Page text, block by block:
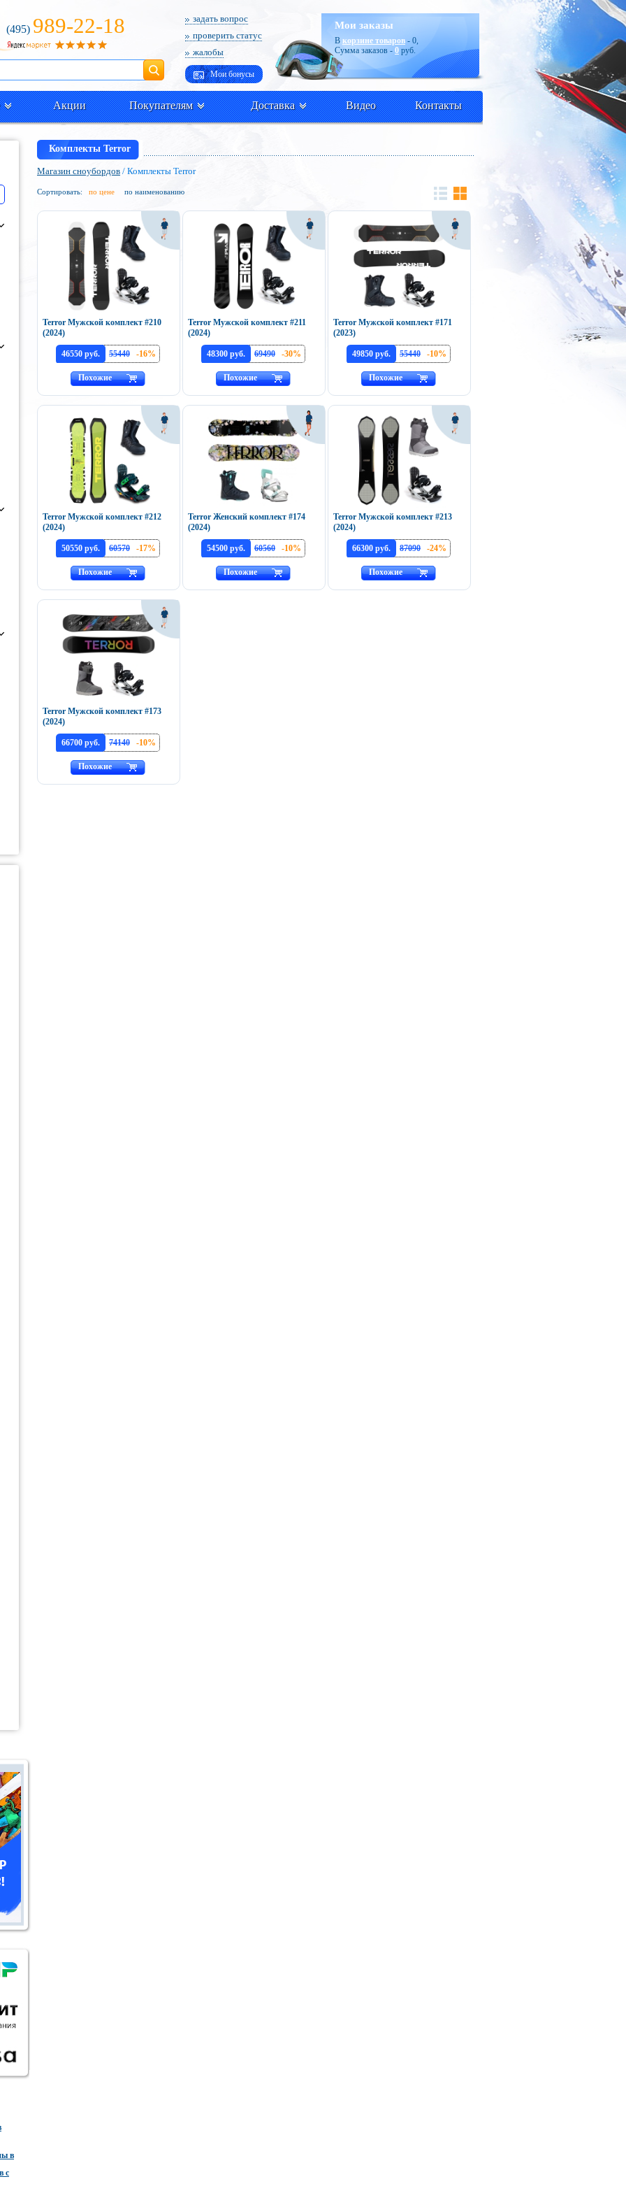
(495) 989-22-18 Мои заказы
В корзине товаров - 0,
Сумма заказов - 0 руб.
задать вопрос
проверить статус
жалобы
Мои бонусы
Поиск
Акции Покупателям Доставка Видео Контакты
в
с
Комплекты Terror
Магазин сноубордов / Комплекты Terror
Сортировать: по цене по наименованию
Terror Мужской комплект #210
(2024)
46550 руб. 55440 -16%
Похожие
Terror Мужской комплект #211
(2024)
48300 руб. 69490 -30%
Похожие
Terror Мужской комплект #171
(2023)
49850 руб. 55440 -10%
Похожие
Terror Мужской комплект #212
(2024)
50550 руб. 60570 -17%
Похожие
Terror Женский комплект #174
(2024)
54500 руб. 60560 -10%
Похожие
Terror Мужской комплект #213
(2024)
66300 руб. 87090 -24%
Похожие
Terror Мужской комплект #173
(2024)
66700 руб. 74140 -10%
Похожие